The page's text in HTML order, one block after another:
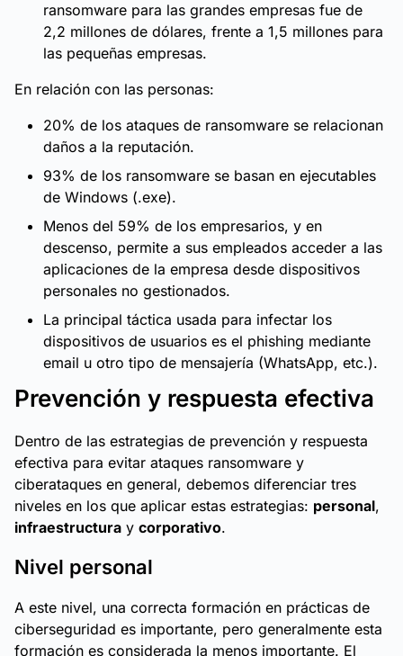
ransomware para las grandes empresas fue de
2,2 millones de dólares, frente a 1,5 millones para
las pequeñas empresas.
En relación con las personas:
20% de los ataques de ransomware se relacionan
daños a la reputación.
93% de los ransomware se basan en ejecutables
de Windows (.exe).
Menos del 59% de los empresarios, y en
descenso, permite a sus empleados acceder a las
aplicaciones de la empresa desde dispositivos
personales no gestionados.
La principal táctica usada para infectar los
dispositivos de usuarios es el phishing mediante
email u otro tipo de mensajería (WhatsApp, etc.).
Prevención y respuesta efectiva
Dentro de las estrategias de prevención y respuesta
efectiva para evitar ataques ransomware y
ciberataques en general, debemos diferenciar tres
niveles en los que aplicar estas estrategias: personal,
infraestructura y corporativo.
Nivel personal
A este nivel, una correcta formación en prácticas de
ciberseguridad es importante, pero generalmente esta
formación es considerada la menos importante. El